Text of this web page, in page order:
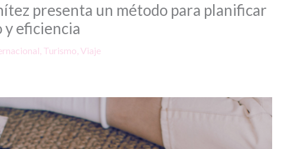
presenta un método para planificar
eficiencia
, Turismo,Viaje